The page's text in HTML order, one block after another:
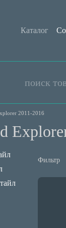
Каталог
2011-2016
Фильтр